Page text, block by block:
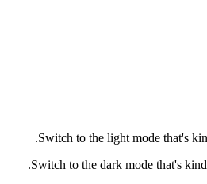
Switch to the light mode that's
Switch to the dark mode that's